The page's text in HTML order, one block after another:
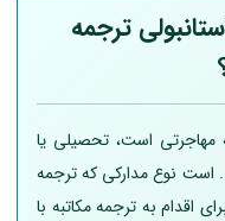
ترجمه
مهاجرتی است، تحصیلی یا
است نوع مدارکی که ترجمه
اقدام به ترجمه مکاتبه با